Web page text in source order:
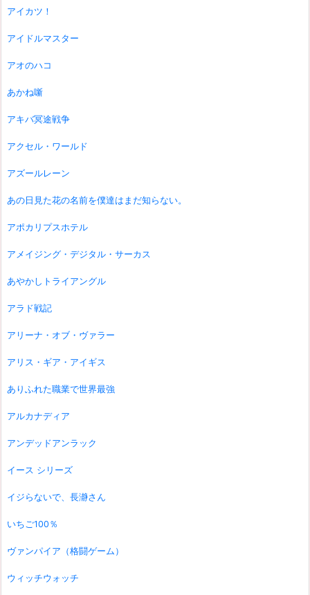
アイカツ！
アイドルマスター
アオのハコ
あかね噺
アキバ冥途戦争
アクセル・ワールド
アズールレーン
あの日見た花の名前を僕達はまだ知らない。
アポカリプスホテル
アメイジング・デジタル・サーカス
あやかしトライアングル
アラド戦記
アリーナ・オブ・ヴァラー
アリス・ギア・アイギス
ありふれた職業で世界最強
アルカナディア
アンデッドアンラック
イース シリーズ
イジらないで、長瀞さん
いちご100％
ヴァンパイア（格闘ゲーム）
ウィッチウォッチ